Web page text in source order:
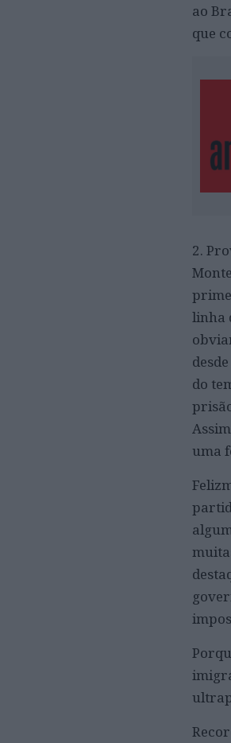
ao
que
2.
linha
do
uma